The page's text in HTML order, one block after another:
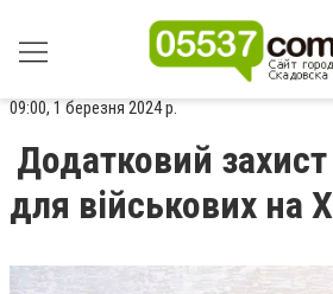
09:00, 1 березня 2024 р.
Додатковий
для військових на